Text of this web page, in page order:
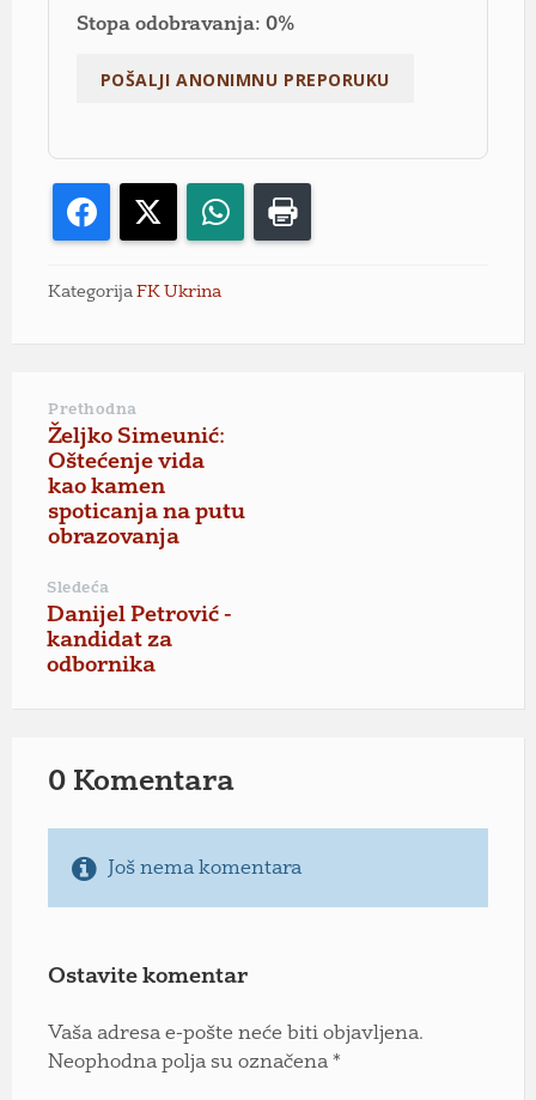
Stopa odobravanja: 0%
Facebook WhatsApp
Kategorija FK Ukrina
Prethodna
Željko Simeunić:
Oštećenje vida
kao kamen
spoticanja na putu
obrazovanja
Sledeća
Danijel Petrović -
kandidat za
odbornika
0 Komentara
Još nema komentara
Ostavite komentar
Vaša adresa e-pošte neće biti objavljena.
Neophodna polja su označena *